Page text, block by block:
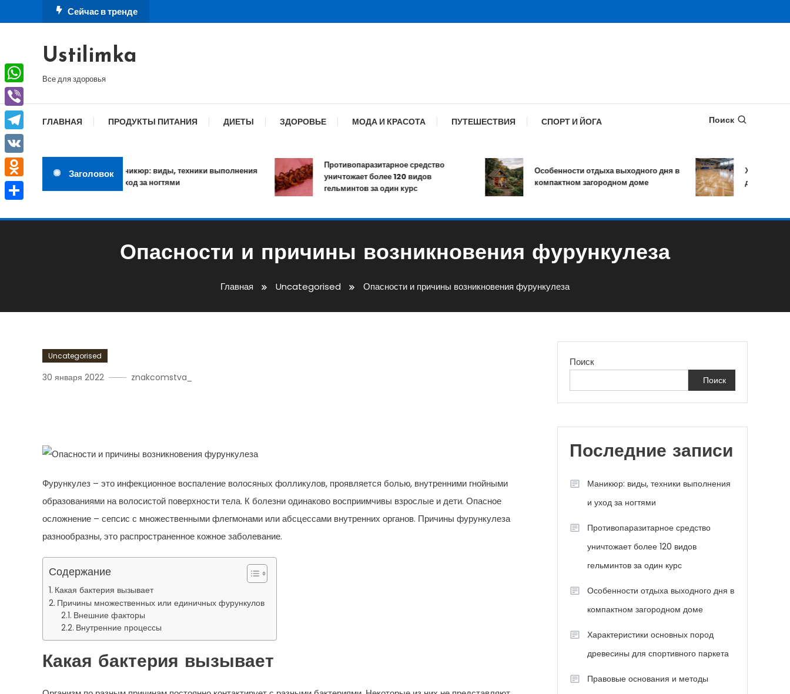
к
Сейчас в тренде
Ustilimka
Все для здоровья
ГЛАВНАЯ ПРОДУКТЫ ПИТАНИЯ ДИЕТЫ ЗДОРОВЬЕ МОДА И КРАСОТА ПУТЕШЕСТВИЯ СПОРТ И ЙОГА Поиск
ЗаголовокМаникюр: виды, техники выполнения
и уход за ногтями
Противопаразитарное средство
уничтожает более 120 видов
гельминтов за один курс
Особенности отдыха выходного дня в
компактном загородном доме
древесины для
Опасности и причины возникновения фурункулеза
Главная Uncategorised Опасности и причины возникновения фурункулеза
Uncategorised
30 января 2022 znakcomstva_
Фурункулез – это инфекционное воспаление волосяных фолликулов, проявляется болью, внутренними гнойными
образованиями на волосистой поверхности тела. К болезни одинаково восприимчивы взрослые и дети. Опасное
осложнение – сепсис с множественными флегмонами или абсцессами внутренних органов. Причины фурункулеза
разнообразны, это распространенное кожное заболевание.
Содержание
Какая бактерия вызывает
Причины множественных или единичных фурункулов
Внешние факторы
Внутренние процессы
Какая бактерия вызывает
Поиск
Поиск
Последние записи
Маникюр: виды, техники выполнения
и уход за ногтями
Противопаразитарное средство
уничтожает более 120 видов
гельминтов за один курс
Особенности отдыха выходного дня в
компактном загородном доме
Характеристики основных пород
древесины для спортивного паркета
Правовые основания и методы
WhatsApp
Viber
Telegram
VK
Odnoklassniki